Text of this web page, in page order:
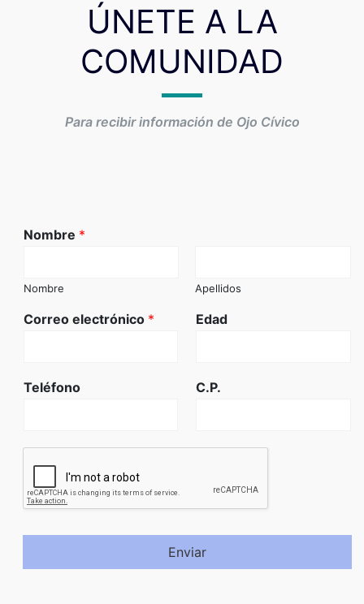
ÚNETE A LA
COMUNIDAD
Para recibir información de Ojo Cívico
Nombre *
Nombre Apellidos
Correo electrónico * Edad
Teléfono C.P.
Enviar